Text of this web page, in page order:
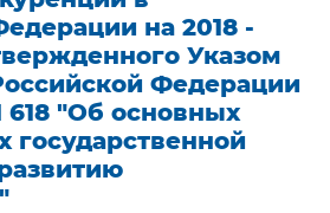
на 2018 -
Указом
Федерации
618 "Об основных
государственной